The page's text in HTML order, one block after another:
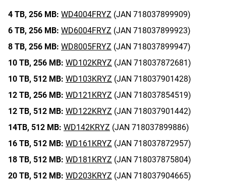
4 TB, 256 MB: WD4004FRYZ (JAN 718037899909)
6 TB, 256 MB: WD6004FRYZ (JAN 718037899923)
8 TB, 256 MB: WD8005FRYZ (JAN 718037899947)
10 TB, 256 MB: WD102KRYZ (JAN 718037872681)
10 TB, 512 MB: WD103KRYZ (JAN 718037901428)
12 TB, 256 MB: WD121KRYZ (JAN 718037854519)
12 TB, 512 MB: WD122KRYZ (JAN 718037901442)
14TB, 512 MB: WD142KRYZ (JAN 718037899886)
16 TB, 512 MB: WD161KRYZ (JAN 718037872957)
18 TB, 512 MB: WD181KRYZ (JAN 718037875804)
20 TB, 512 MB: WD203KRYZ (JAN 718037904665)